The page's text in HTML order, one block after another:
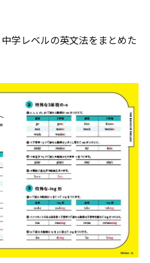
学レベルの英文法をまとめた